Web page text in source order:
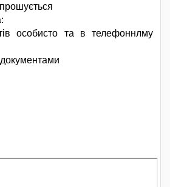
особисто та в телефоннлму